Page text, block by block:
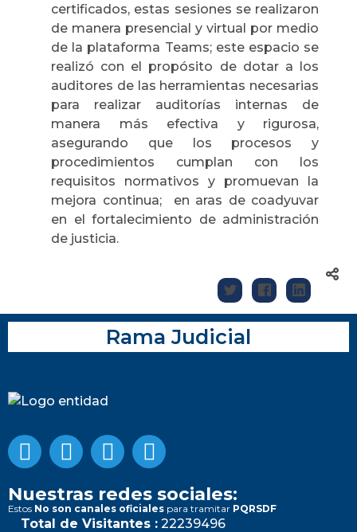
certificados, estas sesiones se realizaron
de manera presencial y virtual por medio
de la plataforma Teams; este espacio se
realizó con el propósito de dotar a los
auditores de las herramientas necesarias
para realizar auditorías internas de
manera más efectiva y rigurosa,
asegurando que los procesos y
procedimientos cumplan con los
requisitos normativos y promuevan la
mejora continua; en aras de coadyuvar
en el fortalecimiento de administración
de justicia.
Rama Judicial
Nuestras redes sociales:
Estos No son canales oficiales para tramitar PQRSDF
Total de Visitantes : 22239496